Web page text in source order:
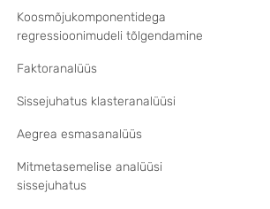
Koosmõjukomponentidega
regressioonimudeli tõlgendamine
Faktoranalüüs
Sissejuhatus klasteranalüüsi
Aegrea esmasanalüüs
Mitmetasemelise analüüsi
sissejuhatus